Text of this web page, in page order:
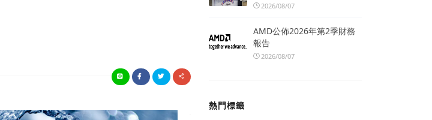
2026/08/07
AMD公佈2026年第2季財務
報告
2026/08/07
熱門標籤